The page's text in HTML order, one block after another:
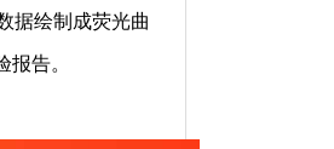
据绘制成荧光曲
告。